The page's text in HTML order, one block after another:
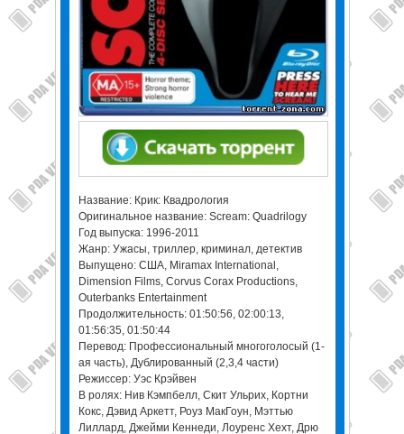
Название: Крик: Квадрология
Оригинальное название: Scream: Quadrilogy
Год выпуска: 1996-2011
Жанр: Ужасы, триллер, криминал, детектив
Выпущено: США, Miramax International,
Dimension Films, Corvus Corax Productions,
Outerbanks Entertainment
Продолжительность: 01:50:56, 02:00:13,
01:56:35, 01:50:44
Перевод: Профессиональный многоголосый (1-
ая часть), Дублированный (2,3,4 части)
Режиссер: Уэс Крэйвен
В ролях: Нив Кэмпбелл, Скит Ульрих, Кортни
Кокс, Дэвид Аркетт, Роуз МакГоун, Мэттью
Лиллард, Джейми Кеннеди, Лоуренс Хехт, Дрю